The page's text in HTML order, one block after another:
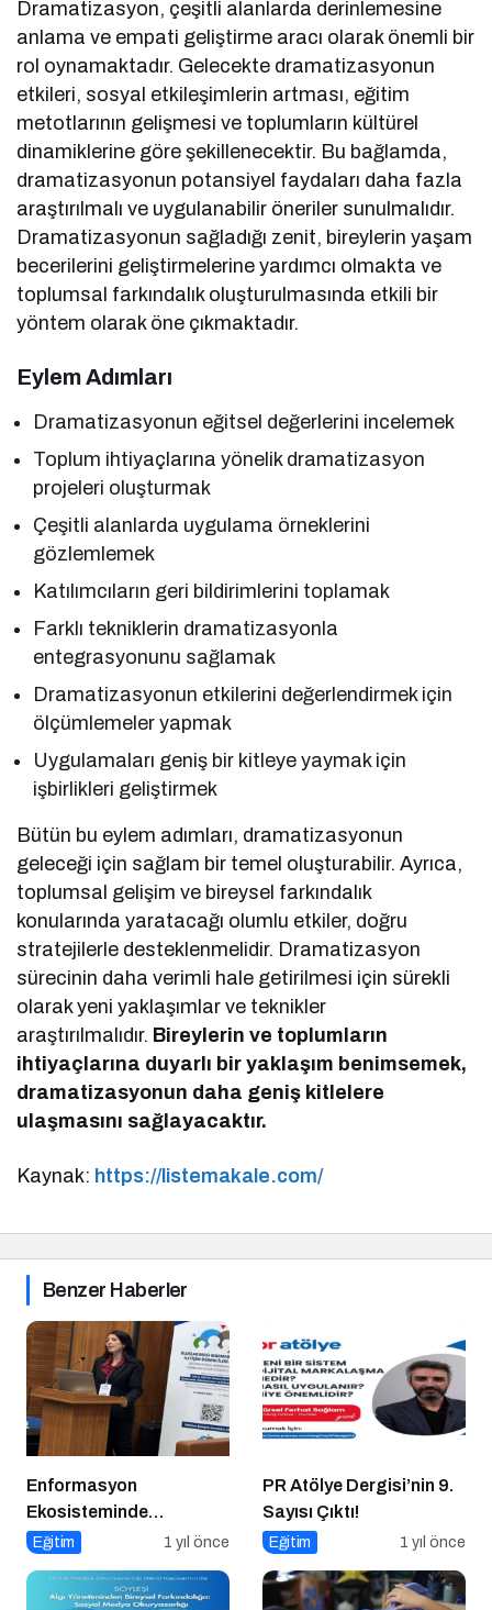
Dramatizasyon, çeşitli alanlarda derinlemesine
anlama ve empati geliştirme aracı olarak önemli bir
rol oynamaktadır. Gelecekte dramatizasyonun
etkileri, sosyal etkileşimlerin artması, eğitim
metotlarının gelişmesi ve toplumların kültürel
dinamiklerine göre şekillenecektir. Bu bağlamda,
dramatizasyonun potansiyel faydaları daha fazla
araştırılmalı ve uygulanabilir öneriler sunulmalıdır.
Dramatizasyonun sağladığı zenit, bireylerin yaşam
becerilerini geliştirmelerine yardımcı olmakta ve
toplumsal farkındalık oluşturulmasında etkili bir
yöntem olarak öne çıkmaktadır.
Eylem Adımları
Dramatizasyonun eğitsel değerlerini incelemek
Toplum ihtiyaçlarına yönelik dramatizasyon
projeleri oluşturmak
Çeşitli alanlarda uygulama örneklerini
gözlemlemek
Katılımcıların geri bildirimlerini toplamak
Farklı tekniklerin dramatizasyonla
entegrasyonunu sağlamak
Dramatizasyonun etkilerini değerlendirmek için
ölçümlemeler yapmak
Uygulamaları geniş bir kitleye yaymak için
işbirlikleri geliştirmek
Bütün bu eylem adımları, dramatizasyonun
geleceği için sağlam bir temel oluşturabilir. Ayrıca,
toplumsal gelişim ve bireysel farkındalık
konularında yaratacağı olumlu etkiler, doğru
stratejilerle desteklenmelidir. Dramatizasyon
sürecinin daha verimli hale getirilmesi için sürekli
olarak yeni yaklaşımlar ve teknikler
araştırılmalıdır. Bireylerin ve toplumların
ihtiyaçlarına duyarlı bir yaklaşım benimsemek,
dramatizasyonun daha geniş kitlelere
ulaşmasını sağlayacaktır.
Kaynak: https://listemakale.com/
Benzer Haberler
Enformasyon
Ekosisteminde
Dezenformasyon ve
Eğitim 1 yıl önce
PR Atölye Dergisi’nin 9.
Sayısı Çıktı!
Eğitim 1 yıl önce